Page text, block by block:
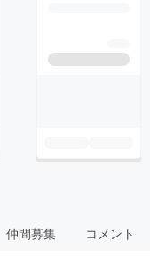
仲間募集 コメント